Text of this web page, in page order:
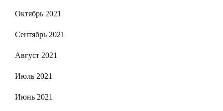
Октябрь 2021
Сентябрь 2021
Август 2021
Июль 2021
Июнь 2021